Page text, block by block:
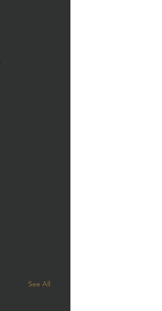
See All